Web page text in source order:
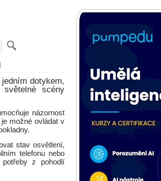
dotykem,
scény
názornost
možné ovládat v
stav osvětlení,
telefonu nebo
z pohodlí